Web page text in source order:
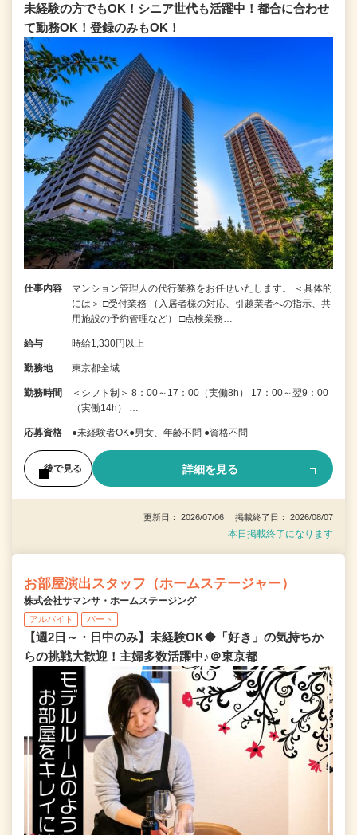
未経験の方でもOK！シニア世代も活躍中！都合に合わせ
て勤務OK！登録のみもOK！
仕事内容
マンション管理人の代行業務をお任せいたします。 ＜具体的
には＞ □受付業務 （入居者様の対応、引越業者への指示、共
用施設の予約管理など） □点検業務…
給与 時給1,330円以上
勤務地 東京都全域
勤務時間
＜シフト制＞ 8：00～17：00（実働8h） 17：00～翌9：00
（実働14h） …
応募資格 ●未経験者OK●男女、年齢不問 ●資格不問
後で見る 詳細を見る
更新日： 2026/07/06 掲載終了日： 2026/08/07
本日掲載終了になります
お部屋演出スタッフ（ホームステージャー）
株式会社サマンサ・ホームステージング
アルバイト パート
【週2日～・日中のみ】未経験OK◆「好き」の気持ちか
らの挑戦大歓迎！主婦多数活躍中♪＠東京都